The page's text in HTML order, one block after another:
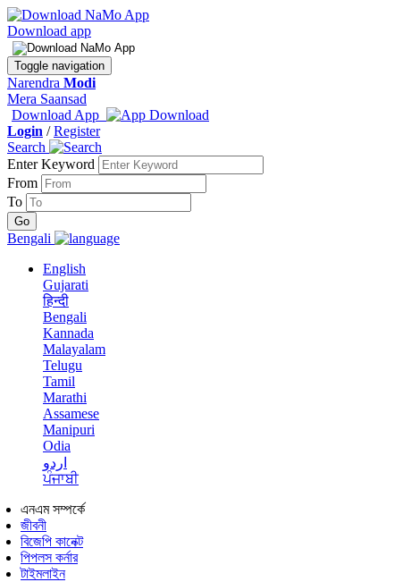
Download app
Toggle navigation
Narendra Modi
Mera Saansad
Download App
Login /Register
Search
Enter Keyword
From
To
Bengali
English
Gujarati
हिन्दी
Bengali
Kannada
Malayalam
Telugu
Tamil
Marathi
Assamese
Manipuri
Odia
اردو
ਪੰਜਾਬੀ
এনএম সম্পর্কে
জীবনী
বিজেপি কানেক্ট
পিপলস কর্নার
টাইমলাইন